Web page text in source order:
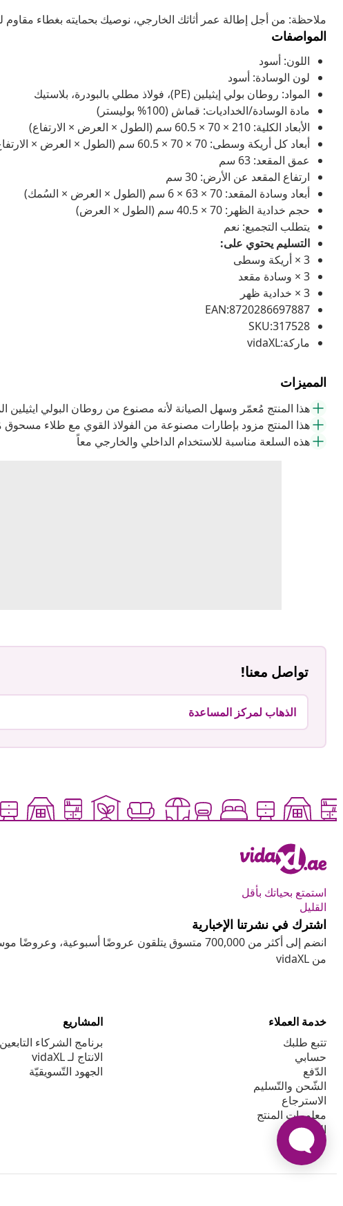
ملاحظة: من أجل إطالة عمر أثاثك الخارجي، نوصيك بحمايته بغطاء مقاوم
المواصفات
اللون: أسود
لون الوسادة: أسود
المواد: روطان بولي إيثيلين (PE)، فولاذ مطلي بالبودرة، بلاستيك
مادة الوسادة/الخداديات: قماش (100% بوليستر)
الأبعاد الكلية: 210 × 70 × 60.5 سم (الطول × العرض × الارتفاع)
أبعاد كل أريكة وسطى: 70 × 70 × 60.5 سم (الطول × العرض × الارتفاع)
عمق المقعد: 63 سم
ارتفاع المقعد عن الأرض: 30 سم
أبعاد وسادة المقعد: 70 × 63 × 6 سم (الطول × العرض × السُمك)
حجم خدادية الظهر: 70 × 40.5 سم (الطول × العرض)
يتطلب التجميع: نعم
التسليم يحتوي على:
3 × أريكة وسطى
3 × وسادة مقعد
3 × خدادية ظهر
EAN:8720286697887
SKU:317528
ماركة:vidaXL
المميزات
هذا المنتج مُعمّر وسهل الصيانة لأنه مصنوع من روطان البولي ايثيلين
هذا المنتج مزود بإطارات مصنوعة من الفولاذ القوي مع طلاء مسحوق
هذه السلعة مناسبة للاستخدام الداخلي والخارجي معاً
تواصل معنا!
الذهاب لمركز المساعدة
استمتع بحياتك بأقل
القليل
اشترك في نشرتنا الإخبارية
انضم إلى أكثر من 700,000 متسوق يتلقون عروضًا أسبوعية،
من vidaXL
خدمة العملاء
تتبع طلبك
حسابي
الدّفع
الشّحن والتّسليم
الاسترجاع
معلومات المنتج
الطّلبيّة
المشاريع
برنامج الشركاء التابعين
الانتاج لـ vidaXL
الجهود التّسويقيّة